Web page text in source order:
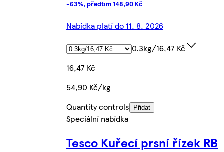
-63%, předtím 148,90 Kč
Nabídka platí do 11. 8. 2026
0.3kg/16,47 Kč
16,47 Kč
54,90 Kč/kg
Quantity controls
Přidat
Speciální nabídka
Tesco Kuřecí prsní řízek RB